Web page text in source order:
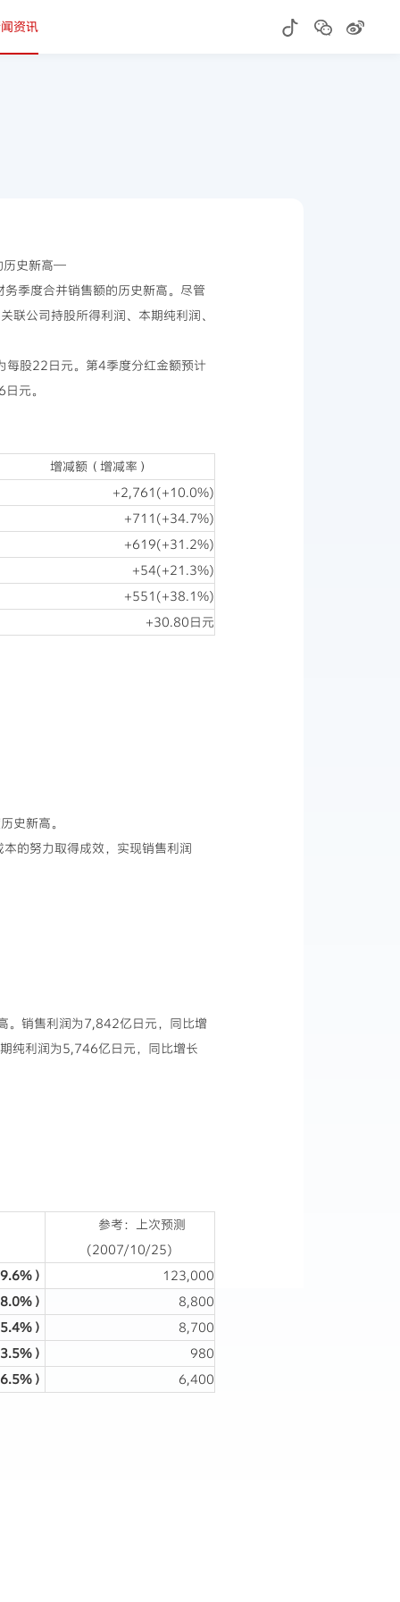
资讯
历史新高—
季度合并销售额的历史新高。尽管
公司持股所得利润、本期纯利润、
股22日元。第4季度分红金额预计
元。
增减额（增减率）
+2,761(+10.0%)
+711(+34.7%)
+619(+31.2%)
+54(+21.3%)
+551(+38.1%)
+30.80日元
史新高。
的努力取得成效，实现销售利润
销售利润为7,842亿日元，同比增
纯利润为5,746亿日元，同比增长
参考：上次预测
(2007/10/25)
9.6%）
123,000
8.0%）
8,800
）
8,700
3.5%）
980
） 6,400